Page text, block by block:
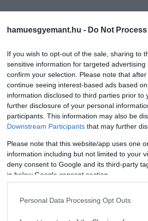
hamuesgyemant.hu - Do Not
If you wish to opt-out of the sale, sharing to
sensitive information for targeted
confirm your selection. Please note that
continue seeing interest-based ads based
information disclosed to third parties prior
further disclosure of your personal
participants. This information may also be
Downstream Participants that may further
Please note that this website/app uses one
information including but not limited to your
deny consent to Google and its third-party
in below Google consent section.
Personal Data Processing Opt Outs
A bőrével